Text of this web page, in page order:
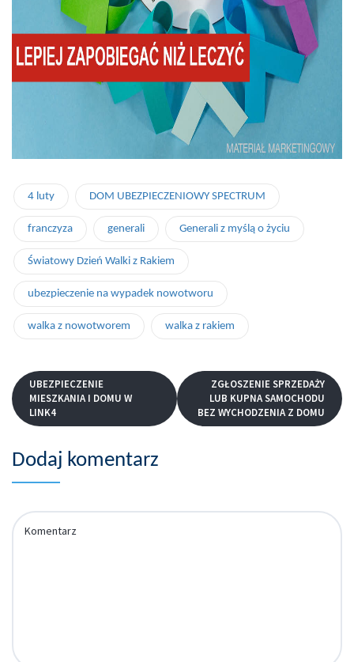
4 luty DOM UBEZPIECZENIOWY SPECTRUM
franczyza generali Generali z myślą o życiu
Światowy Dzień Walki z Rakiem
ubezpieczenie na wypadek nowotworu
walka z nowotworem walka z rakiem
UBEZPIECZENIE
MIESZKANIA I DOMU W
LINK4
ZGŁOSZENIE SPRZEDAŻY
LUB KUPNA SAMOCHODU
BEZ WYCHODZENIA Z DOMU
Dodaj komentarz